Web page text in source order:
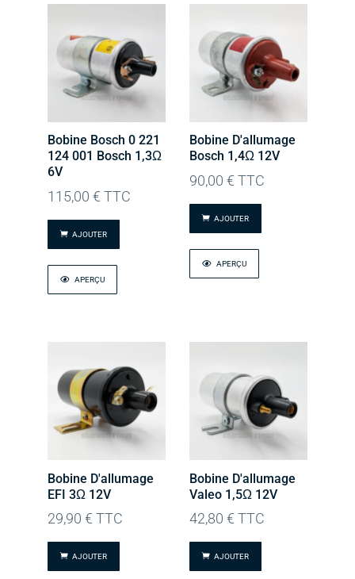
Bobine Bosch 0 221
124 001 Bosch 1,3Ω
6V
115,00 € TTC
AJOUTER
APERÇU
Bobine D'allumage
Bosch 1,4Ω 12V
90,00 € TTC
AJOUTER
APERÇU
Bobine D'allumage
EFI 3Ω 12V
29,90 € TTC
AJOUTER
Bobine D'allumage
Valeo 1,5Ω 12V
42,80 € TTC
AJOUTER